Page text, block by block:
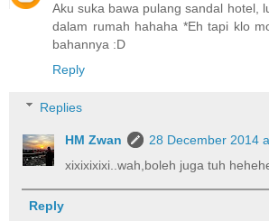
Aku suka bawa pulang sandal hotel,
dalam rumah hahaha *Eh tapi klo
bahannya :D
Reply
Replies
HM Zwan
28 December 2014
xixixixixi..wah,boleh juga tuh
Reply